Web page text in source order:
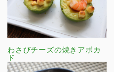
わさびチーズの焼きアボカ
ド